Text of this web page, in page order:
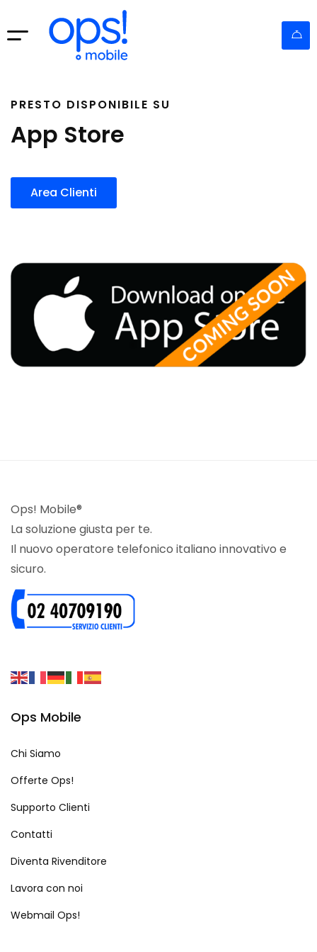
PRESTO DISPONIBILE SU
App Store
Area Clienti
Ops! Mobile®
La soluzione giusta per te.
Il nuovo operatore telefonico italiano innovativo e
sicuro.
Ops Mobile
Chi Siamo
Offerte Ops!
Supporto Clienti
Contatti
Diventa Rivenditore
Lavora con noi
Webmail Ops!